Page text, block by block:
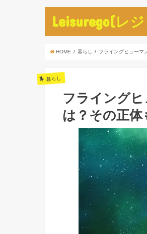
Leisurego(レ
HOME 暮らし フライングヒューマ
暮らし
フライング
は？その正体